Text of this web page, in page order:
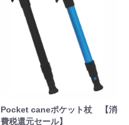
Pocket caneポケット杖 【消
費税還元セール】